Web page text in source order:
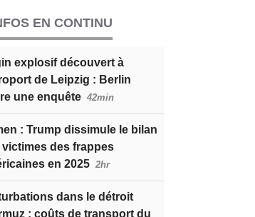
EN CONTINU
explosif découvert à
de Leipzig : Berlin
une enquête 42min
: Trump dissimule le bilan
victimes des frappes
en 2025 2hr
dans le détroit
; coûts de transport du